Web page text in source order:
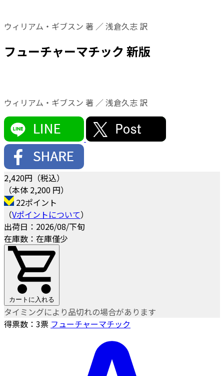
ウィリアム・ギブスン 著 ／ 浅倉久志 訳
フューチャーマチック 新版
ウィリアム・ギブスン 著 ／ 浅倉久志 訳
2,420円（税込）
（本体 2,200 円）
22ポイント
（Vポイントについて）
出荷日：2026/08/下旬
在庫数：在庫僅少
カートに入れる
タイミングにより品切れの場合があります
得票数： 3票 フューチャーマチック